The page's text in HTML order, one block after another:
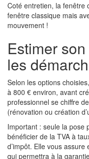
Coté entretien, la fenêtre
fenêtre classique mais
mouvement !
Estimer
les
Selon les options
à 800 € environ, avant
professionnel se chiffre
(rénovation ou création
Important : seule la pose
bénéficier de la TVA à
d’impôt. Elle vous
qui permettra à la